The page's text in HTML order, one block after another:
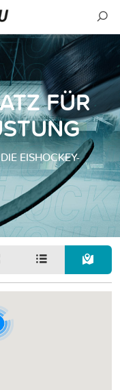
FÜR
EISHOCKEY-